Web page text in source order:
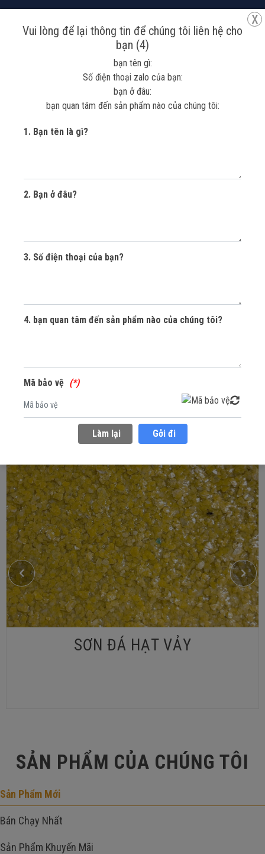
Tìm kiếm
Giỏ hàng
Tài khoản
NHIÊN
100% và dịch vụ thi công trọn gói chất lượng
nhất Việt Nam
MUA SẮM NGAY
SƠN ĐÁ HẠT VẢY
SẢN PHẨM CỦA CHÚNG TÔI
Sản Phẩm Mới
Bán Chạy Nhất
Sản Phẩm Khuyến Mãi
x
Vui lòng để lại thông tin để chúng tôi liên hệ cho
bạn (4)
bạn tên gì:
Số điện thoại zalo của bạn:
bạn ở đâu:
bạn quan tâm đến sản phẩm nào của chúng tôi:
1. Bạn tên là gì?
2. Bạn ở đâu?
3. Số điện thoại của bạn?
4. bạn quan tâm đến sản phẩm nào của chúng tôi?
Mã bảo vệ
Làm lại Gởi đi